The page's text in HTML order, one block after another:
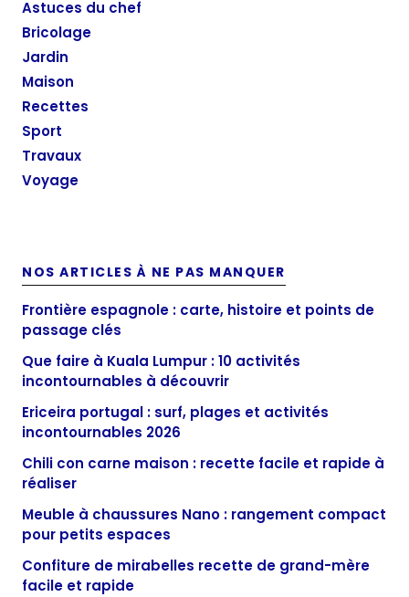
Astuces du chef
Bricolage
Jardin
Maison
Recettes
Sport
Travaux
Voyage
NOS ARTICLES À NE PAS MANQUER
Frontière espagnole : carte, histoire et points de
passage clés
Que faire à Kuala Lumpur : 10 activités
incontournables à découvrir
Ericeira portugal : surf, plages et activités
incontournables 2026
Chili con carne maison : recette facile et rapide à
réaliser
Meuble à chaussures Nano : rangement compact
pour petits espaces
Confiture de mirabelles recette de grand-mère
facile et rapide